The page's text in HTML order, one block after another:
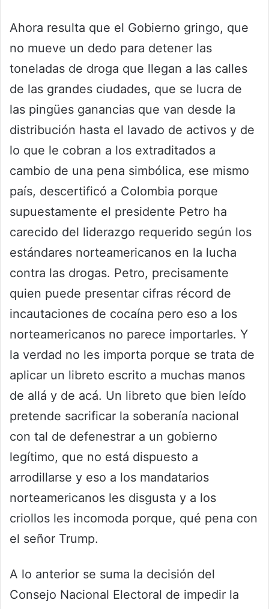
Ahora resulta que el Gobierno gringo, que
no mueve un dedo para detener las
toneladas de droga que llegan a las calles
de las grandes ciudades, que se lucra de
las pingües ganancias que van desde la
distribución hasta el lavado de activos y de
lo que le cobran a los extraditados a
cambio de una pena simbólica, ese mismo
país, descertificó a Colombia porque
supuestamente el presidente Petro ha
carecido del liderazgo requerido según los
estándares norteamericanos en la lucha
contra las drogas. Petro, precisamente
quien puede presentar cifras récord de
incautaciones de cocaína pero eso a los
norteamericanos no parece importarles. Y
la verdad no les importa porque se trata de
aplicar un libreto escrito a muchas manos
de allá y de acá. Un libreto que bien leído
pretende sacrificar la soberanía nacional
con tal de defenestrar a un gobierno
legítimo, que no está dispuesto a
arrodillarse y eso a los mandatarios
norteamericanos les disgusta y a los
criollos les incomoda porque, qué pena con
el señor Trump.
A lo anterior se suma la decisión del
Consejo Nacional Electoral de impedir la